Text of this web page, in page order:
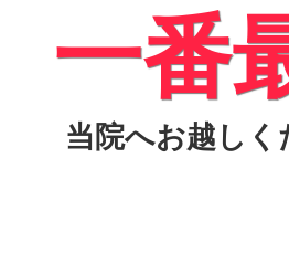
一番
当院へお越しく